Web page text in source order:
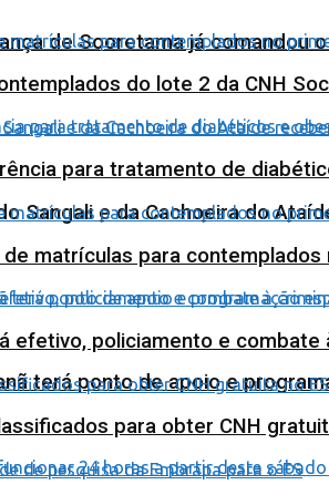
de Sooretama já comandou
Sangali e da Cachoeira do
terá ponto de apoio e
do lote 2 da CNH
para tratamento de
matrículas para
efetivo, policiamento e
para obter CNH